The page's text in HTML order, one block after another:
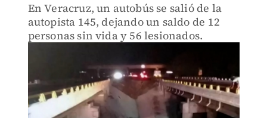
En Veracruz, un autobús se salió de la
autopista 145, dejando un saldo de 12
personas sin vida y 56 lesionados.